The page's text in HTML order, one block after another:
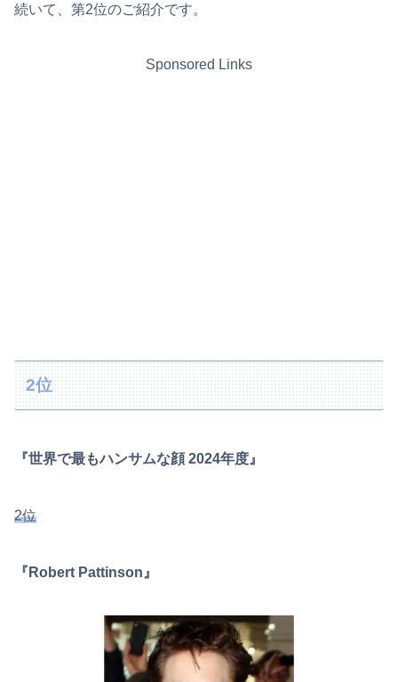
続いて、第2位のご紹介です。
Sponsored Links
2位
『世界で最もハンサムな顔 2024年度』
2位
『Robert Pattinson』